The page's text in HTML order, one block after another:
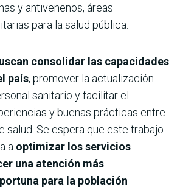
y antivenenos, áreas
para la salud pública.
consolidar las capacidades
país, promover la actualización
sanitario y facilitar el
y buenas prácticas entre
salud. Se espera que este trabajo
a optimizar los servicios
una atención más
para la población